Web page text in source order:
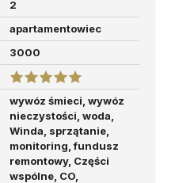
2
apartamentowiec
3000
wywóz śmieci, wywóz
nieczystości, woda,
Winda, sprzątanie,
monitoring, fundusz
remontowy, Części
wspólne, CO,